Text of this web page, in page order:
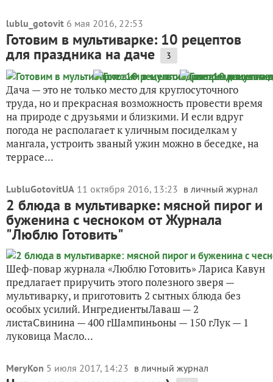
lublu_gotovit 6 мая 2016, 22:53
Готовим в мультиварке: 10 рецептов
для праздника на даче 3
Дача — это не только место для круглосуточного
труда, но и прекрасная возможность провести время
на природе с друзьями и близкими. И если вдруг
погода не располагает к уличным посиделкам у
мангала, устроить званый ужин можно в беседке, на
террасе...
LubluGotovitUA 11 октября 2016, 13:23 в личный журнал
2 блюда в мультиварке: мясной пирог и
буженина с чесноком от Журнала
"Люблю Готовить"
Шеф-повар журнала «Люблю Готовить» Лариса Кавун
предлагает приручить этого полезного зверя —
мультиварку, и приготовить 2 сытных блюда без
особых усилий. ИнгредиентыЛаваш — 2
листаСвинина — 400 гШампиньоны — 150 гЛук — 1
луковица Масло...
MeryKon 5 июля 2017, 14:23 в личный журнал